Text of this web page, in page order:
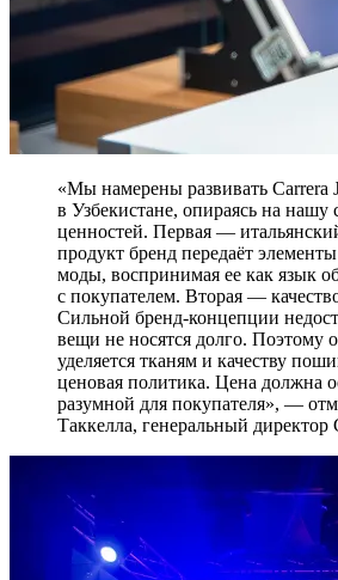
«Мы намерены развивать Carrera
в Узбекистане, опираясь на нашу
ценностей. Первая —
продукт бренд передаёт
моды, воспринимая ее как язык
с покупателем. Вторая —
Сильной бренд-концепции
вещи не носятся долго. Поэтому
уделяется тканям и качеству
ценовая политика. Цена должна
разумной для покупателя», —
Таккелла, генеральный директор